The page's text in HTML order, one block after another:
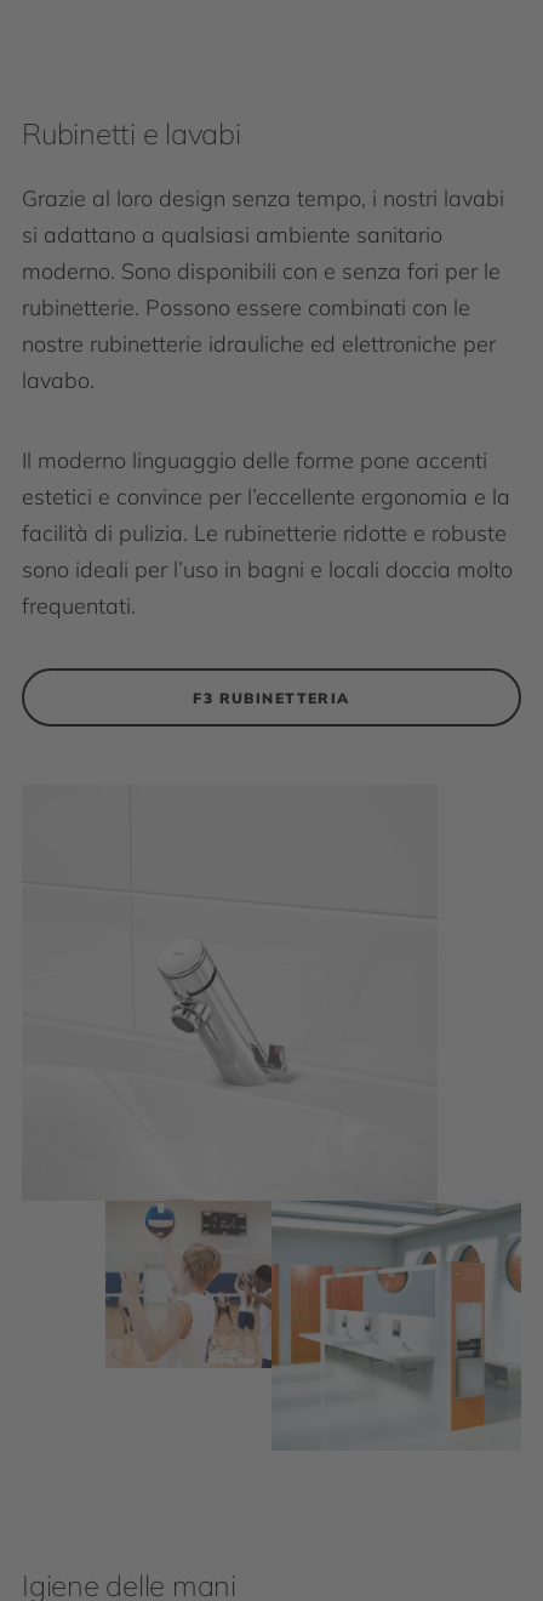
Rubinetti e lavabi
Grazie al loro design senza tempo, i nostri lavabi
si adattano a qualsiasi ambiente sanitario
moderno. Sono disponibili con e senza fori per le
rubinetterie. Possono essere combinati con le
nostre rubinetterie idrauliche ed elettroniche per
lavabo.
Il moderno linguaggio delle forme pone accenti
estetici e convince per l’eccellente ergonomia e la
facilità di pulizia. Le rubinetterie ridotte e robuste
sono ideali per l’uso in bagni e locali doccia molto
frequentati.
F3 RUBINETTERIA
Igiene delle mani